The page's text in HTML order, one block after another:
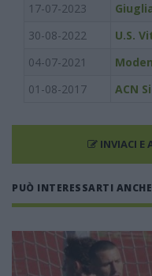
17-07-2023
30-08-2022
U.S.
04-07-2021
01-08-2017
ACN
INVIACI E
PUÒ INTERESSARTI ANCHE